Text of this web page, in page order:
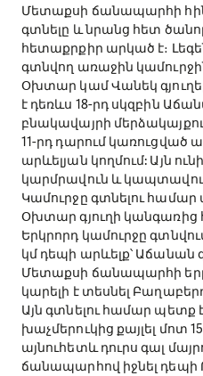
Մետաքսի ճանապարհի
գտնելը և նրանց հետ
հետաքրքիր արկած է։
գտնվող առաջին
Օխտար կամ Վանեկ
է դեռևս 18-րդ սկզբին
բնակավայրի
11-րդ դարում կառուցված
արևելյան կողմում: Այն
կարմրավուն և
Կամուրջը գտնելու համար
Օխտար գյուղի կանգառից
Երկրորդ կամուրջը
կմ դեպի արևելք՝ Աճանան
Մետաքսի ճանապարհի
կարելի է տեսնել
Այն գտնելու համար պետք
խաչմերուկից քայլել մոտ
այնուհետև դուրս գալ
ճանապարհով իջնել դեպի